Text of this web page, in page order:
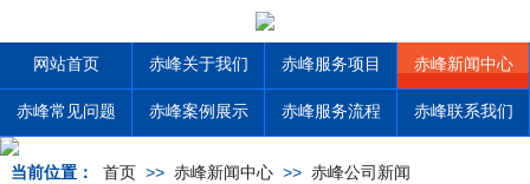
网站首页 赤峰关于我们 赤峰服务项目 赤峰新闻中心
赤峰常见问题 赤峰案例展示 赤峰服务流程 赤峰联系我们
当前位置： 首页 >> 赤峰新闻中心>> 赤峰公司新闻